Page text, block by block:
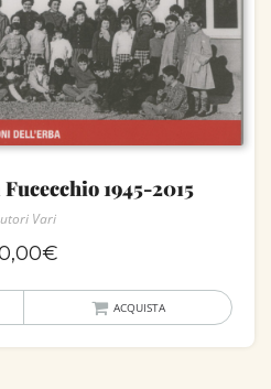
1945-2015
Vari
€
ACQUISTA